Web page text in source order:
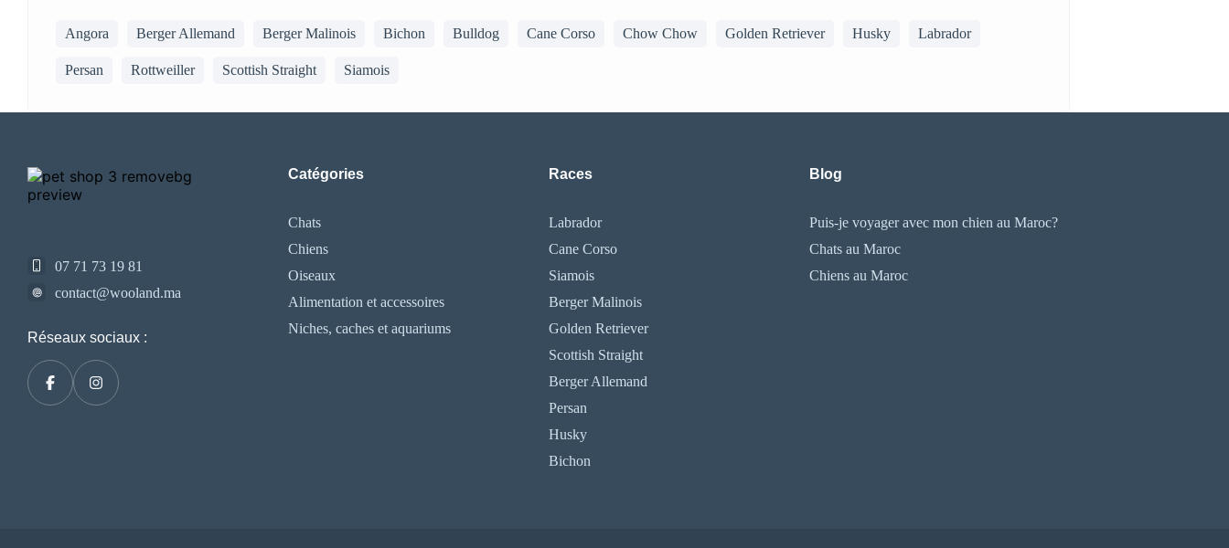
Angora Berger Allemand Berger Malinois Bichon Bulldog Cane Corso Chow Chow Golden Retriever Husky Labrador
Persan Rottweiller Scottish Straight Siamois
07 71 73 19 81
contact@wooland.ma
Réseaux sociaux :
Catégories
Chats
Chiens
Oiseaux
Alimentation et accessoires
Niches, caches et aquariums
Races
Labrador
Cane Corso
Siamois
Berger Malinois
Golden Retriever
Scottish Straight
Berger Allemand
Persan
Husky
Bichon
Blog
Puis-je voyager avec mon chien au Maroc?
Chats au Maroc
Chiens au Maroc